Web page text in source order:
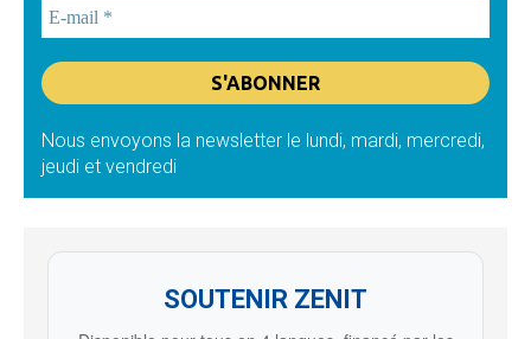
Nous envoyons la newsletter le lundi, mardi, mercredi,
jeudi et vendredi
SOUTENIR ZENIT